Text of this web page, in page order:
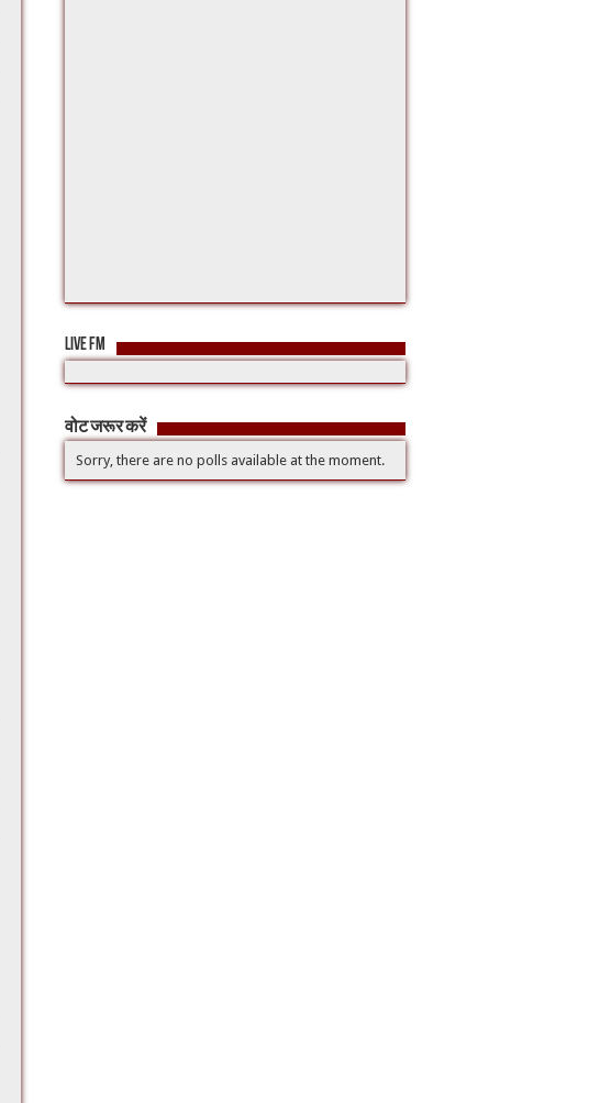
LIVE FM
वोट जरूर करें
Sorry, there are no polls available at the moment.